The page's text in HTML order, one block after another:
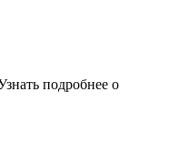
подробнее о